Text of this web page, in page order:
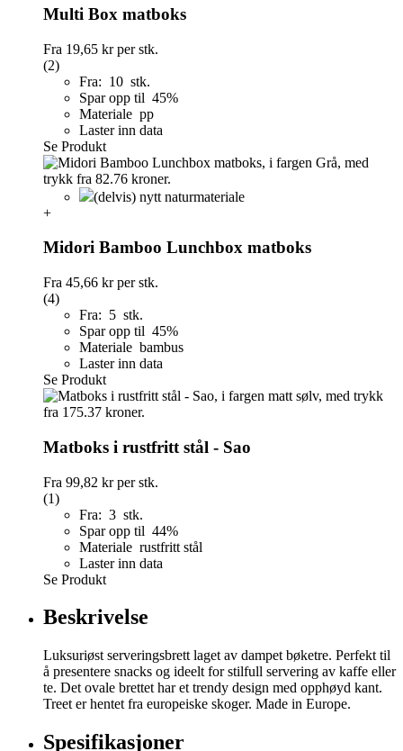
Multi Box matboks
Fra 19,65 krper stk.
(2)
Fra: 10 stk.
Spar opp til 45%
Materiale pp
Laster inn data
Se Produkt
(delvis) nytt naturmateriale
+
Midori Bamboo Lunchbox matboks
Fra 45,66 krper stk.
(4)
Fra: 5 stk.
Spar opp til 45%
Materiale bambus
Laster inn data
Se Produkt
Matboks i rustfritt stål - Sao
Fra 99,82 krper stk.
(1)
Fra: 3 stk.
Spar opp til 44%
Materiale rustfritt stål
Laster inn data
Se Produkt
Beskrivelse
Luksuriøst serveringsbrett laget av dampet bøketre. Perfekt til
å presentere snacks og ideelt for stilfull servering av kaffe eller
te. Det ovale brettet har et trendy design med opphøyd kant.
Treet er hentet fra europeiske skoger. Made in Europe.
Spesifikasjoner